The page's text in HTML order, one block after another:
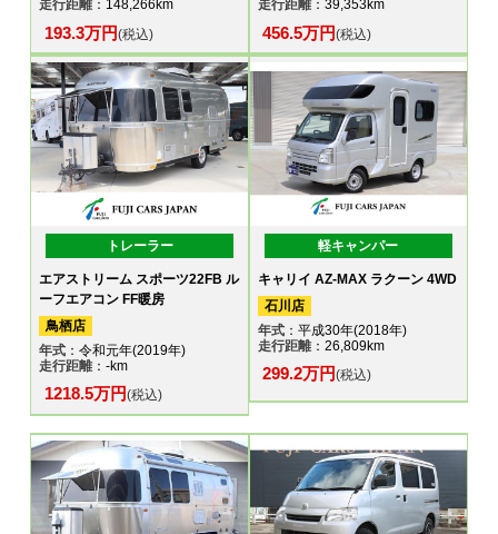
走行距離：148,266km
193.3万円(税込)
走行距離：39,353km
456.5万円(税込)
トレーラー
エアストリーム スポーツ22FB ル
ーフエアコン FF暖房
鳥栖店
年式 ：令和元年(2019年)
走行距離：-km
1218.5万円(税込)
軽キャンパー
キャリイ AZ-MAX ラクーン 4WD
石川店
年式：平成30年(2018年)
走行距離：26,809km
299.2万円(税込)